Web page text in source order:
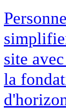
site
la